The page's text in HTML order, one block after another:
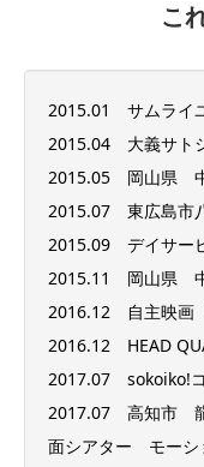
こ
2015.01 サムライ
2015.04 大義サト
2015.05 岡山県
2015.07 東広島市
2015.09 デイサー
2015.11 岡山県
2016.12 自主映画
2016.12 HEAD
2017.07 sokoiko!
2017.07 高知市
面シアター モーシ